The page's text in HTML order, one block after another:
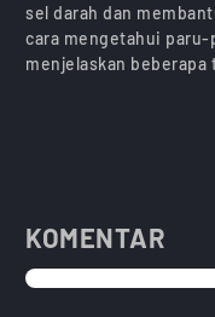
sel darah dan
cara mengetahui paru-
menjelaskan beberapa
KOMENTAR